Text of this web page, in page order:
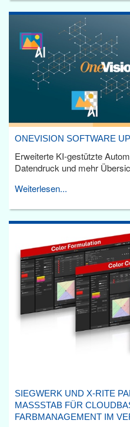
ONEVISION SOFTWARE
Erweiterte KI-gestützte
Datendruck und mehr
Weiterlesen...
SIEGWERK UND X-RITE
MASSSTAB FÜR
ARBMANAGEMENT IM